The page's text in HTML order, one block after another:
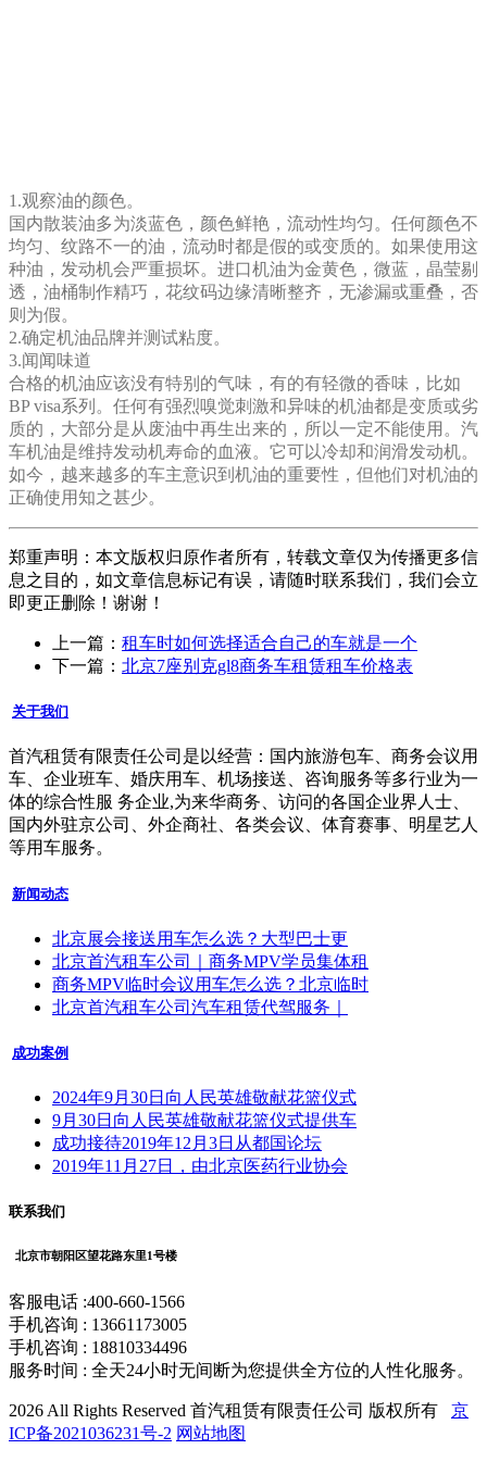
1.观察油的颜色。
国内散装油多为淡蓝色，颜色鲜艳，流动性均匀。任何颜色不
均匀、纹路不一的油，流动时都是假的或变质的。如果使用这
种油，发动机会严重损坏。进口机油为金黄色，微蓝，晶莹剔
透，油桶制作精巧，花纹码边缘清晰整齐，无渗漏或重叠，否
则为假。
2.确定机油品牌并测试粘度。
3.闻闻味道
合格的机油应该没有特别的气味，有的有轻微的香味，比如
BP visa系列。任何有强烈嗅觉刺激和异味的机油都是变质或劣
质的，大部分是从废油中再生出来的，所以一定不能使用。汽
车机油是维持发动机寿命的血液。它可以冷却和润滑发动机。
如今，越来越多的车主意识到机油的重要性，但他们对机油的
正确使用知之甚少。
郑重声明：本文版权归原作者所有，转载文章仅为传播更多信
息之目的，如文章信息标记有误，请随时联系我们，我们会立
即更正删除！谢谢！
上一篇： 租车时如何选择适合自己的车就是一个
下一篇： 北京7座别克gl8商务车租赁租车价格表
关于我们
首汽租赁有限责任公司是以经营：国内旅游包车、商务会议用
车、企业班车、婚庆用车、机场接送、咨询服务等多行业为一
体的综合性服 务企业,为来华商务、访问的各国企业界人士、
国内外驻京公司、外企商社、各类会议、体育赛事、明星艺人
等用车服务。
新闻动态
北京展会接送用车怎么选？大型巴士更
北京首汽租车公司｜商务MPV学员集体租
商务MPV临时会议用车怎么选？北京临时
北京首汽租车公司汽车租赁代驾服务｜
成功案例
2024年9月30日向人民英雄敬献花篮仪式
9月30日向人民英雄敬献花篮仪式提供车
成功接待2019年12月3日从都国论坛
2019年11月27日，由北京医药行业协会
联系我们
北京市朝阳区望花路东里1号楼
客服电话 :400-660-1566
手机咨询 : 13661173005
手机咨询 : 18810334496
服务时间 : 全天24小时无间断为您提供全方位的人性化服务。
2026 All Rights Reserved 首汽租赁有限责任公司 版权所有 京
ICP备2021036231号-2 网站地图